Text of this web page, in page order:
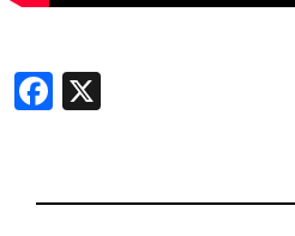
Facebook